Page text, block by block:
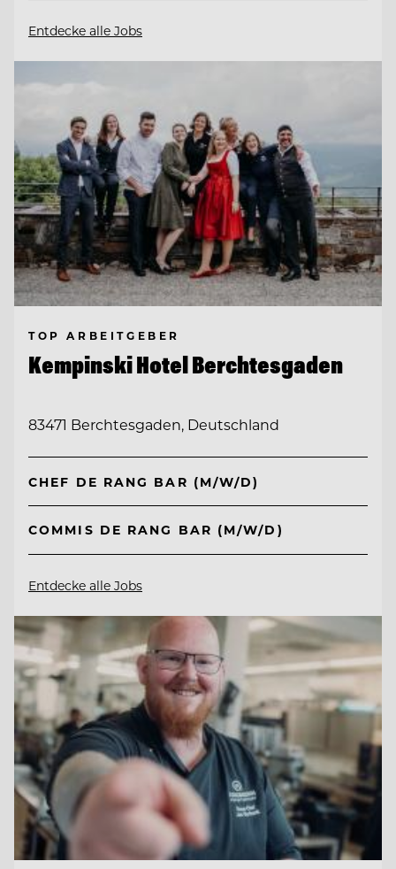
Entdecke alle Jobs
TOP ARBEITGEBER
Kempinski Hotel Berchtesgaden
83471 Berchtesgaden, Deutschland
CHEF DE RANG BAR (M/W/D)
COMMIS DE RANG BAR (M/W/D)
Entdecke alle Jobs